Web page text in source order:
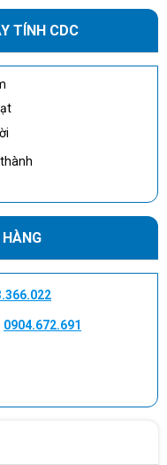
cable to RJ-11
TÍNH CDC
0904.672.691